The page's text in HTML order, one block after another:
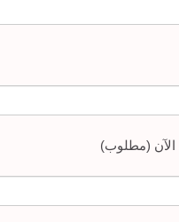
الآن (مطلوب)